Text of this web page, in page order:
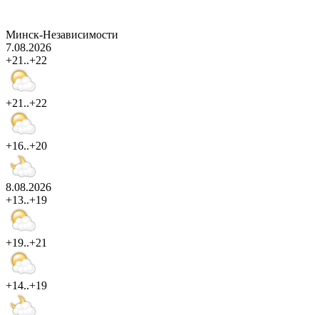
Минск-Независимости
7.08.2026
+21..+22
+21..+22
+16..+20
8.08.2026
+13..+19
+19..+21
+14..+19